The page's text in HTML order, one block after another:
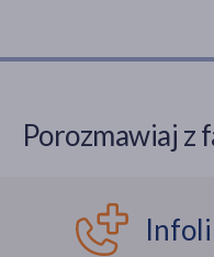
Porozmawiaj z